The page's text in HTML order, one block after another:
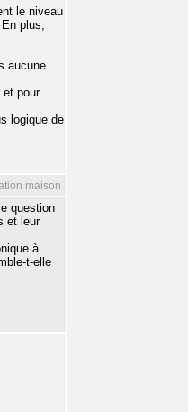
le niveau
plus,
aucune
et pour
logique de
maison
question
et leur
à
t-elle